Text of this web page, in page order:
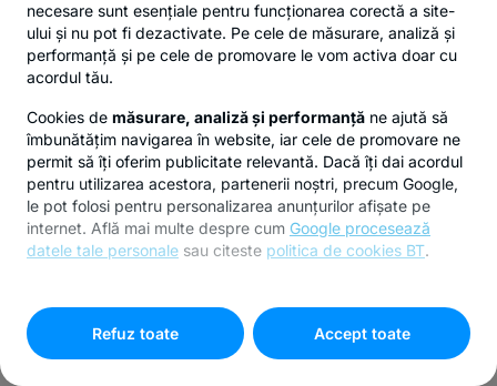
necesare sunt esențiale pentru funcționarea corectă a site-
ului și nu pot fi dezactivate. Pe cele de măsurare, analiză și
performanță și pe cele de promovare le vom activa doar cu
acordul tău.
Cookies de măsurare, analiză și performanță ne ajută să
îmbunătățim navigarea în website, iar cele de promovare ne
permit să îți oferim publicitate relevantă. Dacă îți dai acordul
pentru utilizarea acestora, partenerii noștri, precum Google,
le pot folosi pentru personalizarea anunțurilor afișate pe
internet. Află mai multe despre cum Google procesează
datele tale personale sau citeste politica de cookies BT.
cookies"
Refuz toate
Accept toate